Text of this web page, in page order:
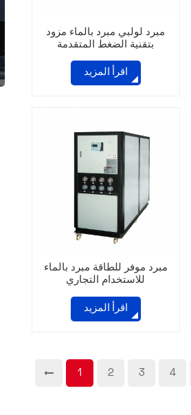
مبرد لولبي مبرد بالماء مزود
بتقنية الضغط المتقدمة
اقرأ المزيد
مبرد موفر للطاقة مبرد بالماء
للاستخدام التجاري
اقرأ المزيد
1 2 3 4